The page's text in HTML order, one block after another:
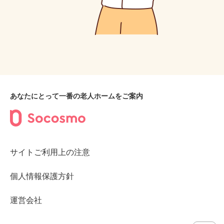
あなたにとって一番の老人ホームをご案内
サイトご利用上の注意
個人情報保護方針
運営会社